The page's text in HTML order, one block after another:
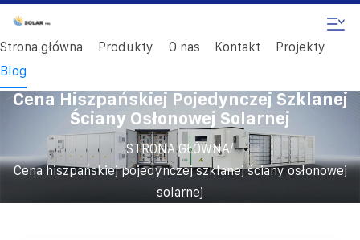
Strona główna Produkty O nas Kontakt
Projekty
Blog
Cena Hiszpańskiej Pojedynczej Szklanej
Ściany Osłonowej Solarnej
STRONA GŁÓWNA/
Cena hiszpańskiej pojedynczej szklanej ściany osłonowej
solarnej